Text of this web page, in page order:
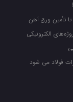
تأمین ورق آهن
الکترونیکی
فولاد می شود